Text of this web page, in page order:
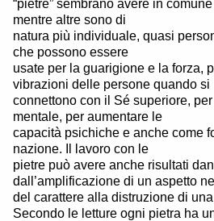
“pietre” sembrano avere in
mentre altre sono di
natura più individuale, quasi
che possono essere
usate per la guarigione e la forza,
vibrazioni delle persone quando si
connettono con il Sé superiore,
mentale, per aumentare le
capacità psichiche e anche come
nazione. Il lavoro con le
pietre può avere anche risultati
dall’amplificazione di un aspetto
del carattere alla distruzione di
Secondo le letture ogni pietra ha